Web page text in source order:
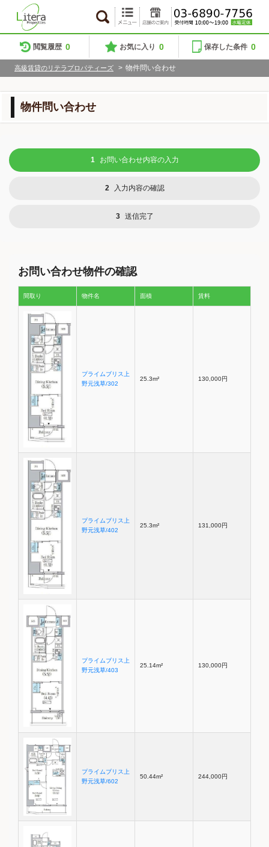
閲覧履歴 0 お気に入り 0 保存した条件 0
高級賃貸のリテラプロパティーズ > 物件問い合わせ
物件問い合わせ
1 お問い合わせ内容の入力
2 入力内容の確認
3 送信完了
お問い合わせ物件の確認
間取り 物件名 面積 賃料
プライムブリス上
野元浅草/302
25.3m² 130,000円
プライムブリス上
野元浅草/402
25.3m² 131,000円
プライムブリス上
野元浅草/403
25.14m² 130,000円
プライムブリス上
野元浅草/602
50.44m² 244,000円